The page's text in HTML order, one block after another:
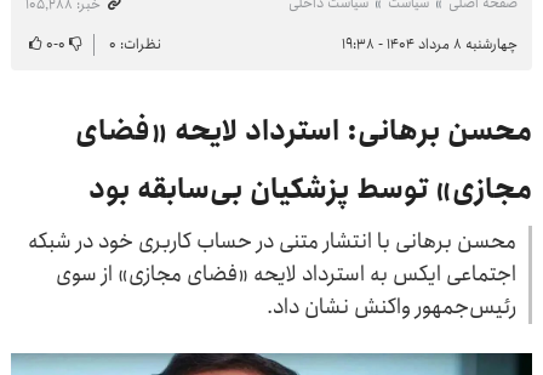
چهارشنبه ۸ مرداد ۱۴۰۴ - ۱۹:۳۸
نظرات: ۰ ۰-۰
محسن برهانی: استرداد لایحه «فضای
مجازی» توسط پزشکیان بی‌سابقه بود
محسن برهانی با انتشار متنی در حساب کاربری خود در شبکه
اجتماعی ایکس به استرداد لایحه «فضای مجازی» از سوی
رئیس‌جمهور واکنش نشان داد.